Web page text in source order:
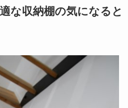
な収納棚の気になると